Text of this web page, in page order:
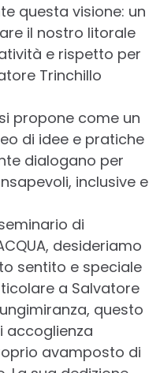
questa visione: un
il nostro litorale
e rispetto per
Trinchillo
si propone come un
di idee e pratiche
dialogano per
inclusive e
di
desideriamo
sentito e speciale
a Salvatore
questo
accoglienza
avamposto di